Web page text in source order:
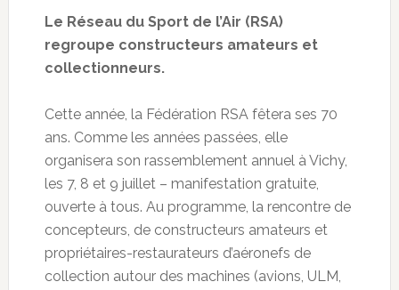
Le Réseau du Sport de l’Air (RSA)
regroupe constructeurs amateurs et
collectionneurs.
Cette année, la Fédération RSA fêtera ses 70
ans. Comme les années passées, elle
organisera son rassemblement annuel à Vichy,
les 7, 8 et 9 juillet – manifestation gratuite,
ouverte à tous. Au programme, la rencontre de
concepteurs, de constructeurs amateurs et
propriétaires-restaurateurs d’aéronefs de
collection autour des machines (avions, ULM,